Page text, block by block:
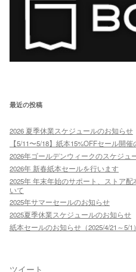
最近の投稿
2026 夏季休業スケジュールのお知らせ
【5/11〜5/18】紙本15%OFFセール開
2026年ゴールデンウィークのスケジュ
2026年 新春紙本セールを行います
2025年 年末年始のサポート、ストア
いて
2025年サマーセールのお知らせ
2025夏季休業スケジュールのお知らせ
紙本セールのお知らせ（2025/4/21～5/1
ツイート